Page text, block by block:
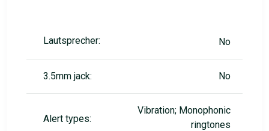
Lautsprecher: No
3.5mm jack: No
Alert types:
Vibration; Monophonic
ringtones